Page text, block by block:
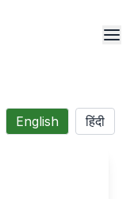
English हिंदी